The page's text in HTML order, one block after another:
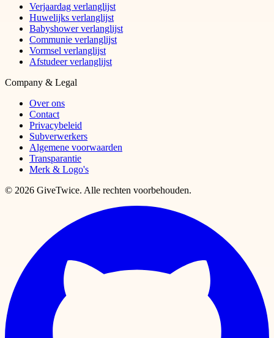
Verjaardag verlanglijst
Huwelijks verlanglijst
Babyshower verlanglijst
Communie verlanglijst
Vormsel verlanglijst
Afstudeer verlanglijst
Company & Legal
Over ons
Contact
Privacybeleid
Subverwerkers
Algemene voorwaarden
Transparantie
Merk & Logo's
© 2026 GiveTwice. Alle rechten voorbehouden.